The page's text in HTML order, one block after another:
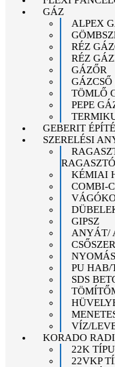
GÁZ
ALPEX
RÉZ
RÉZ
GÁZŐR
TÖMLŐ
PEPE
GEBERIT
SZERELÉSI
KÉMIAI
COMBI-
GIPSZ
ANYÁT/
PU HAB/
SDS
VÍZ/
KORADO
22K
22VKP